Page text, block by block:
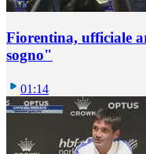
Fiorentina, ufficiale
sogno"
01:14